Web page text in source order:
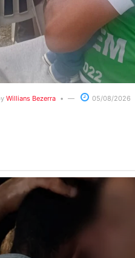
Willians Bezerra 05/08/2026